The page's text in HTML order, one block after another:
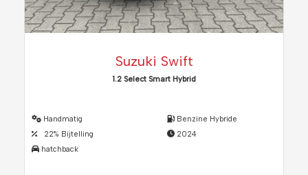
Suzuki Swift
1.2 Select Smart Hybrid
Handmatig
22% Bijtelling
hatchback
Benzine Hybride
2024